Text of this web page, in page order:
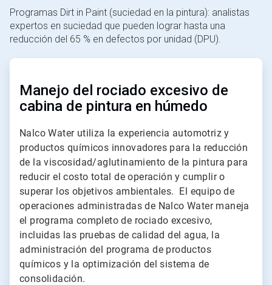
Programas Dirt in Paint (suciedad en la pintura): analistas
expertos en suciedad que pueden lograr hasta una
reducción del 65 % en defectos por unidad (DPU).
ArticleTile
Manejo del rociado excesivo de
cabina de pintura en húmedo
Nalco Water utiliza la experiencia automotriz y
productos químicos innovadores para la reducción
de la viscosidad/aglutinamiento de la pintura para
reducir el costo total de operación y cumplir o
superar los objetivos ambientales. El equipo de
operaciones administradas de Nalco Water maneja
el programa completo de rociado excesivo,
incluidas las pruebas de calidad del agua, la
administración del programa de productos
químicos y la optimización del sistema de
consolidación.